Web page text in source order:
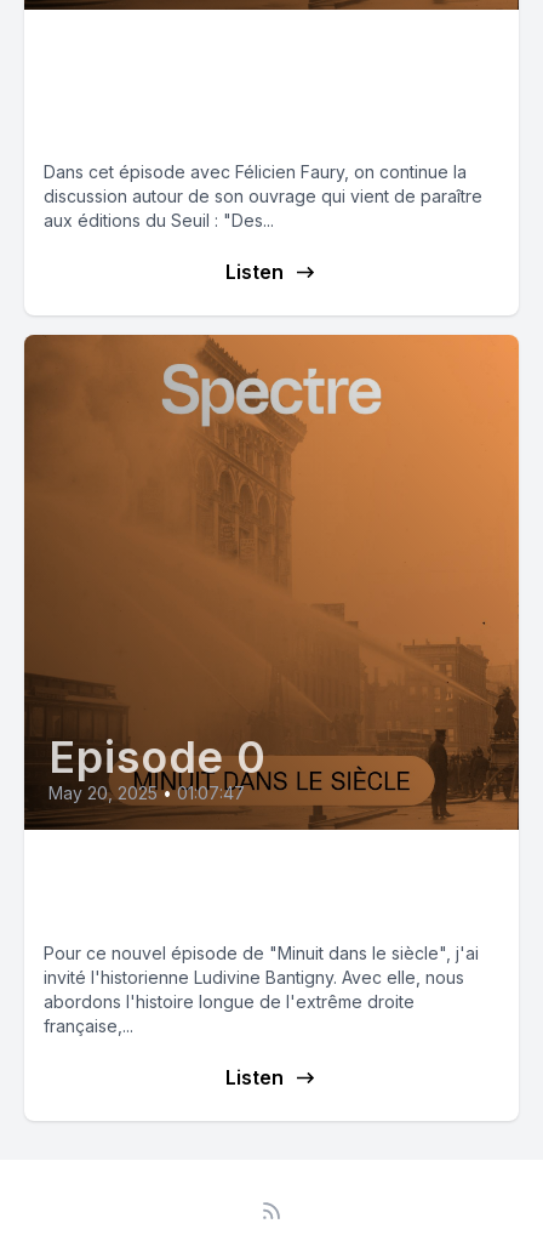
Dans cet épisode avec Félicien Faury, on continue la
discussion autour de son ouvrage qui vient de paraître
aux éditions du Seuil : "Des...
Listen
Episode 0
May 20, 2025 • 01:07:47
Pour ce nouvel épisode de "Minuit dans le siècle", j'ai
invité l'historienne Ludivine Bantigny. Avec elle, nous
abordons l'histoire longue de l'extrême droite
française,...
Listen